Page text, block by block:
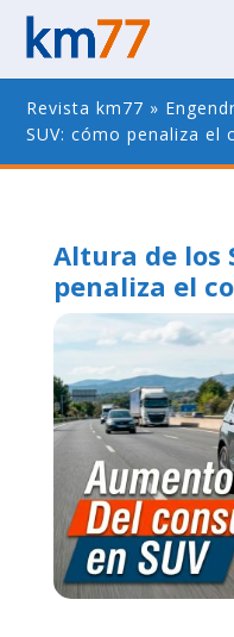
Revista km77 »
SUV: cómo penaliza el
Altura de los
penaliza el